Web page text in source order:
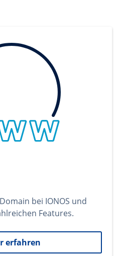
bei IONOS und
Features.
erfahren